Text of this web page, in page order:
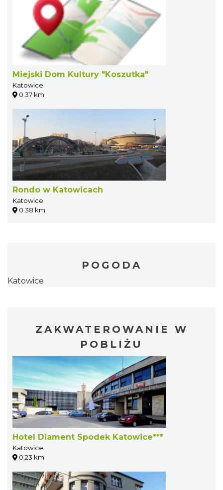
Miejski Dom Kultury "Koszutka"
Katowice
0.37 km
Rondo w Katowicach
Katowice
0.38 km
POGODA
Katowice
ZAKWATEROWANIE W
POBLIŻU
Hotel Diament Spodek Katowice***
Katowice
0.23 km